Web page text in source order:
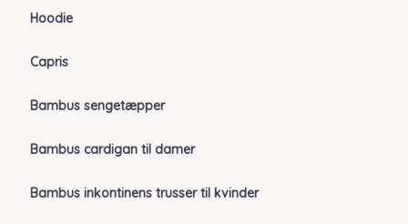
Hoodie
Capris
Bambus sengetæpper
Bambus cardigan til damer
Bambus inkontinens trusser til kvinder